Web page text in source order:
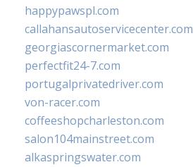
happypawspl.com
callahansautoservicecenter.com
georgiascornermarket.com
perfectfit24-7.com
portugalprivatedriver.com
von-racer.com
coffeeshopcharleston.com
salon104mainstreet.com
alkaspringswater.com